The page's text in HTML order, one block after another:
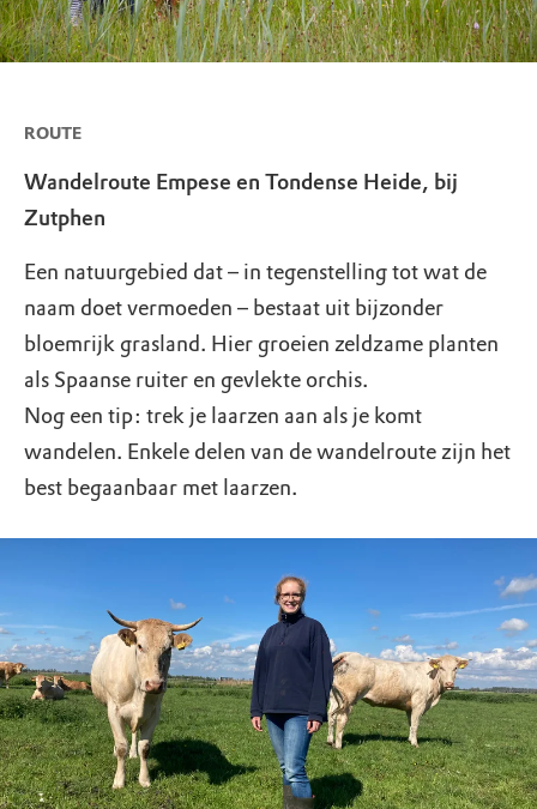
ROUTE
Wandelroute Empese en Tondense Heide, bij
Zutphen
Een natuurgebied dat – in tegenstelling tot wat de
naam doet vermoeden – bestaat uit bijzonder
bloemrijk grasland. Hier groeien zeldzame planten
als Spaanse ruiter en gevlekte orchis.
Nog een tip: trek je laarzen aan als je komt
wandelen. Enkele delen van de wandelroute zijn het
best begaanbaar met laarzen.